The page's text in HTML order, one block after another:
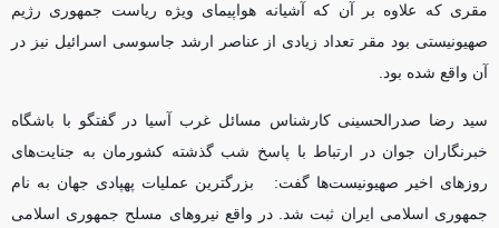
مقری که علاوه بر آن که آشیانه هواپیمای ویژه ریاست جمهوری رژیم
صهیونیستی بود مقر تعداد زیادی از عناصر ارشد جاسوسی اسرائیل نیز در
آن واقع شده بود.
سید رضا صدرالحسینی کارشناس مسائل غرب آسیا در گفتگو با باشگاه
خبرنگاران جوان در ارتباط با پاسخ شب گذشته کشورمان به جنایت‌های
روز‌های اخیر صهیونیست‌ها گفت: بزرگترین عملیات پهپادی جهان به نام
جمهوری اسلامی ایران ثبت شد. در واقع نیرو‌های مسلح جمهوری اسلامی